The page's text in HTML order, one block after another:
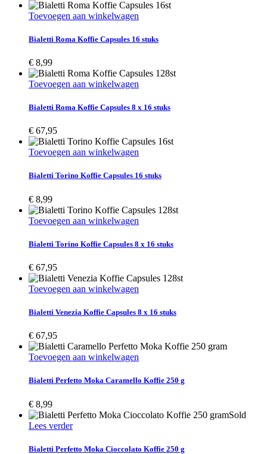
Toevoegen aan winkelwagen
Bialetti Roma Koffie Capsules 16 stuks
€ 8,99
Toevoegen aan winkelwagen
Bialetti Roma Koffie Capsules 8 x 16 stuks
€ 67,95
Toevoegen aan winkelwagen
Bialetti Torino Koffie Capsules 16 stuks
€ 8,99
Toevoegen aan winkelwagen
Bialetti Torino Koffie Capsules 8 x 16 stuks
€ 67,95
Toevoegen aan winkelwagen
Bialetti Venezia Koffie Capsules 8 x 16 stuks
€ 67,95
Toevoegen aan winkelwagen
Bialetti Perfetto Moka Caramello Koffie 250 g
€ 8,99
Sold
Lees verder
Bialetti Perfetto Moka Cioccolato Koffie 250 g